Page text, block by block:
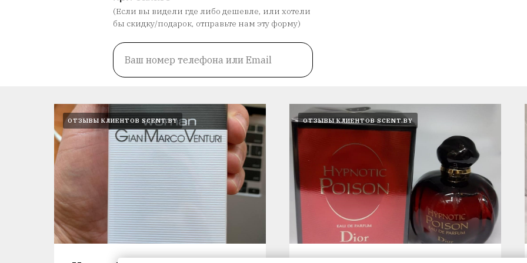
(Если вы видели где либо дешевле, или хотели
бы скидку/подарок, отправьте нам эту форму)
Ваш номер телефона или Email
ОТЗЫВЫ КЛИЕНТОВ SCENT.BY ОТЗЫВЫ КЛИЕНТОВ SCENT.BY